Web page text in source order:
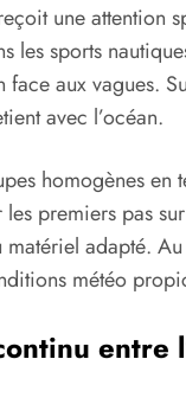
une
les sports
face aux vagues.
avec l’océan.
homogènes
premiers pas
adapté.
météo